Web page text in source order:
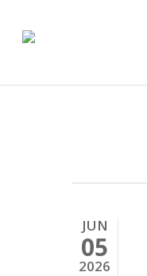
main
JUN
05
2026